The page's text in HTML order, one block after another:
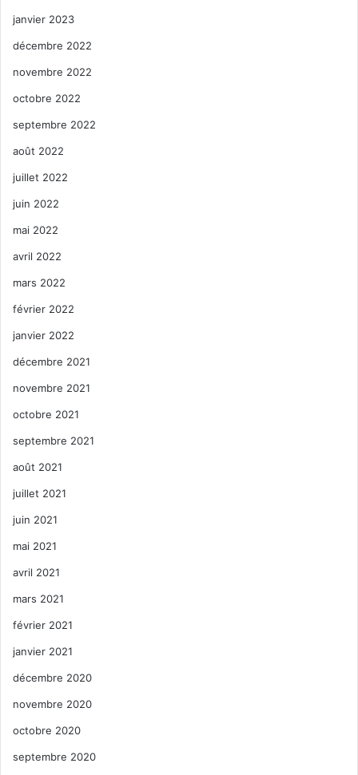
janvier 2023
décembre 2022
novembre 2022
octobre 2022
septembre 2022
août 2022
juillet 2022
juin 2022
mai 2022
avril 2022
mars 2022
février 2022
janvier 2022
décembre 2021
novembre 2021
octobre 2021
septembre 2021
août 2021
juillet 2021
juin 2021
mai 2021
avril 2021
mars 2021
février 2021
janvier 2021
décembre 2020
novembre 2020
octobre 2020
septembre 2020